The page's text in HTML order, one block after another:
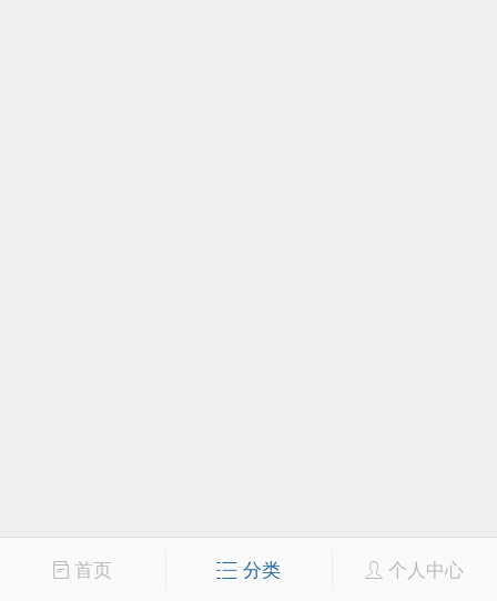
首页 分类 个人中心